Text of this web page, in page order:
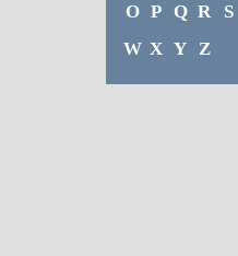
O P Q R S
W X Y Z